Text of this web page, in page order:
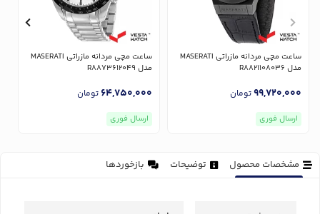
ساعت مچی مردانه مازراتی MASERATI
مدل R8821108036
99,720,000تومان
ارسال فوری
ساعت مچی مردانه مازراتی MASERATI
مدل R8873612049
64,750,000 تومان
ارسال فوری
مشخصات محصول توضیحات بازخوردها